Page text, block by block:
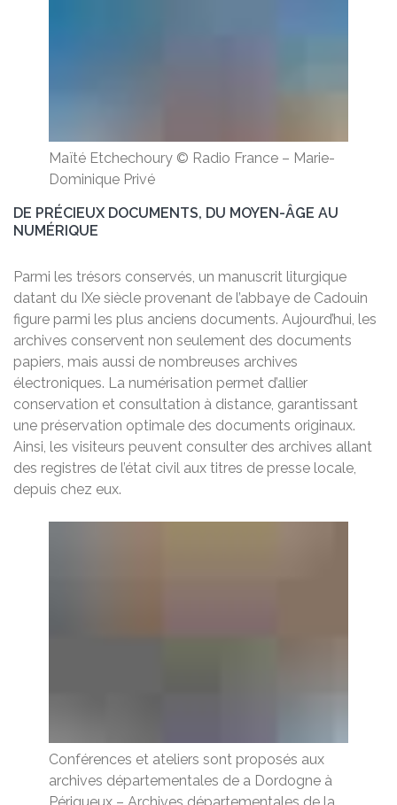
Maïté Etchechoury © Radio France – Marie-
Dominique Privé
DE PRÉCIEUX DOCUMENTS, DU MOYEN-ÂGE AU
NUMÉRIQUE
Parmi les trésors conservés, un manuscrit liturgique
datant du IXe siècle provenant de l’abbaye de Cadouin
figure parmi les plus anciens documents. Aujourd’hui, les
archives conservent non seulement des documents
papiers, mais aussi de nombreuses archives
électroniques. La numérisation permet d’allier
conservation et consultation à distance, garantissant
une préservation optimale des documents originaux.
Ainsi, les visiteurs peuvent consulter des archives allant
des registres de l’état civil aux titres de presse locale,
depuis chez eux.
Conférences et ateliers sont proposés aux
archives départementales de a Dordogne à